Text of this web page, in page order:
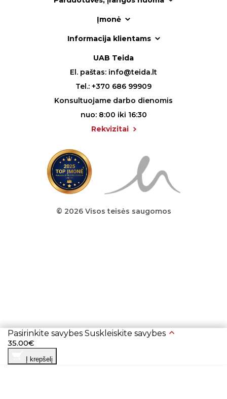
Įmonė
Informacija klientams
UAB Teida
El. paštas: info@teida.lt
Tel.: +370 686 99909
Konsultuojame darbo dienomis
nuo: 8:00 iki 16:30
Rekvizitai
© 2026 Visos teisės saugomos
Pasirinkite savybes Suskleiskite savybes
35.00€
Į krepšelį